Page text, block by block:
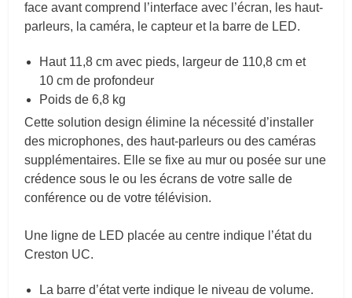
face avant comprend l’interface avec l’écran, les haut-
parleurs, la caméra, le capteur et la barre de LED.
Haut 11,8 cm avec pieds, largeur de 110,8 cm et
10 cm de profondeur
Poids de 6,8 kg
Cette solution design élimine la nécessité d’installer
des microphones, des haut-parleurs ou des caméras
supplémentaires. Elle se fixe au mur ou posée sur une
crédence sous le ou les écrans de votre salle de
conférence ou de votre télévision.
Une ligne de LED placée au centre indique l’état du
Creston UC.
La barre d’état verte indique le niveau de volume.